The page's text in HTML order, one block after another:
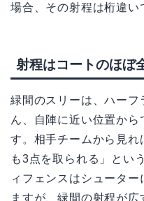
場合、その射程は桁違い
射程はコートのほぼ
緑間のスリーは、ハーフ
ん、自陣に近い位置から
す。相手チームから見れ
も3点を取られる」とい
ィフェンスはシュータ
ますが、緑間の射程が